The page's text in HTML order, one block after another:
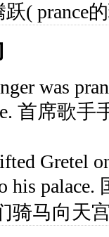
( prance
was
首席歌
Gretel
his
骑马向天